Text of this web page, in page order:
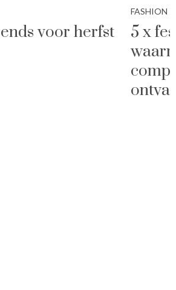
voor herfst
FASHION
5 x